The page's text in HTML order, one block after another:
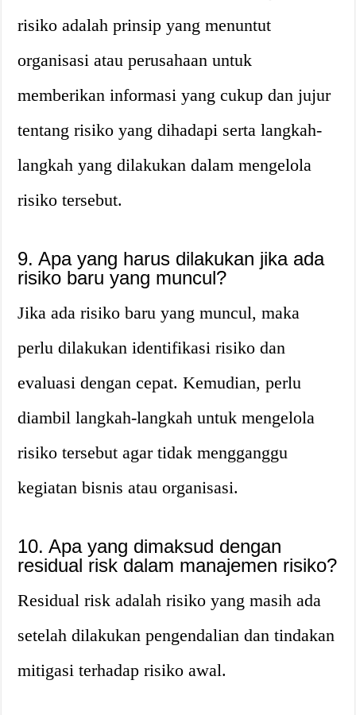
risiko adalah prinsip yang menuntut
organisasi atau perusahaan untuk
memberikan informasi yang cukup dan jujur
tentang risiko yang dihadapi serta langkah-
langkah yang dilakukan dalam mengelola
risiko tersebut.
9. Apa yang harus dilakukan jika ada
risiko baru yang muncul?
Jika ada risiko baru yang muncul, maka
perlu dilakukan identifikasi risiko dan
evaluasi dengan cepat. Kemudian, perlu
diambil langkah-langkah untuk mengelola
risiko tersebut agar tidak mengganggu
kegiatan bisnis atau organisasi.
10. Apa yang dimaksud dengan
residual risk dalam manajemen risiko?
Residual risk adalah risiko yang masih ada
setelah dilakukan pengendalian dan tindakan
mitigasi terhadap risiko awal.